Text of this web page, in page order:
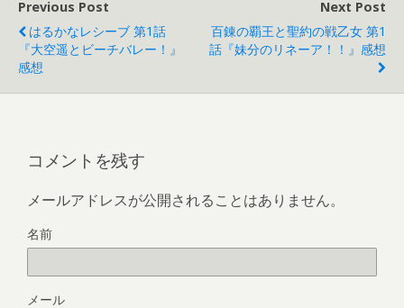
Previous Post
はるかなレシーブ 第1話
『大空遥とビーチバレー！』
感想
Next Post
百錬の覇王と聖約の戦乙女 第1
話『妹分のリネーア！！』感想
コメントを残す
メールアドレスが公開されることはありません。
名前
メール